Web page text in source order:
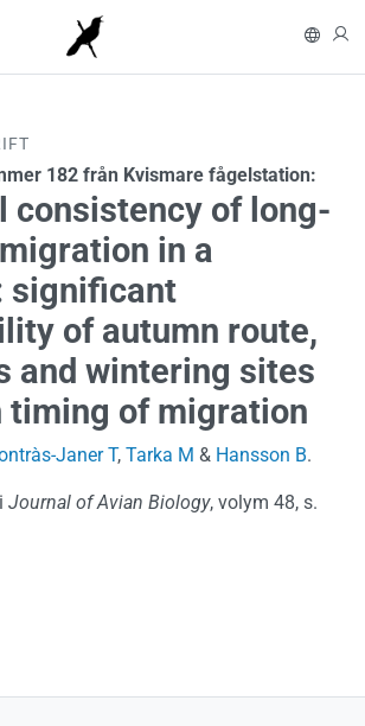
In
182 från Kvismare fågelstation:
consistency of long-
in a
significant
of autumn route,
and wintering sites
timing of migration
Janer T, Tarka M & Hansson B.
Journal of Avian Biology, volym 48, s.